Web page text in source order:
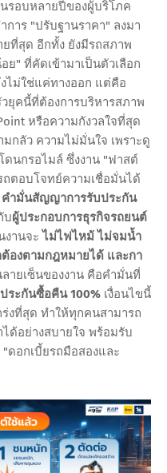
รอบหลายปีของผู้บริโภค
การ "ปรับฐานราคา" ลงมา
ยที่สุด อีกทั้ง ยังมีรถสภาพ
ย" ที่คัดเข้ามาเป็นตัวเลือก
ไม่ใช่แค่ทางออก แต่คือ
ยุคนี้ที่ต้องการบริหารสภาพ
หรือความกังวลใจที่สุด
กลัว ความไม่มั่นใจ เพราะดู
ดนกรอไมล์ ซึ่งงาน "ฟาสต์
ถตอบโจทย์ความเชื่อมั่นได้
คำมั่นสัญญาการรับประกัน
บผู้ประกอบการธุรกิจรถยนต์
งานจะไม่ไฟไหม้ ไม่จมน้ำ
องตามกฎหมายได้ และกา
ายเซ็นของงาน คือคำมั่นที่
ระกันซื้อคืน 100% เงื่อนไขนี้
งที่สุด ทำให้ทุกคนสามารถ
ได้อย่างสบายใจ พร้อมรับ
ดอกเบี้ยรถมือสองและ